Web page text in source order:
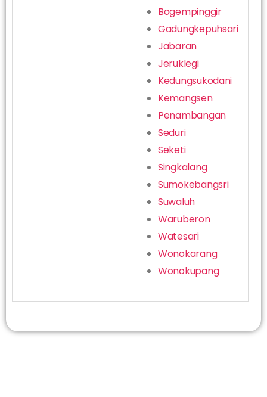
Bogempinggir
Gadungkepuhsari
Jabaran
Jeruklegi
Kedungsukodani
Kemangsen
Penambangan
Seduri
Seketi
Singkalang
Sumokebangsri
Suwaluh
Waruberon
Watesari
Wonokarang
Wonokupang